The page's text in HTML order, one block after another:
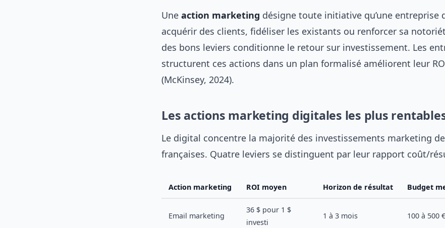
Une action marketing désigne toute initiative qu’une entreprise
acquérir des clients, fidéliser les existants ou renforcer sa
des bons leviers conditionne le retour sur investissement. Les
structurent ces actions dans un plan formalisé améliorent leur
(McKinsey, 2024).
Les actions marketing digitales les plus
Le digital concentre la majorité des investissements marketing
françaises. Quatre leviers se distinguent par leur rapport coût/
Action marketing ROI moyen Horizon de résultat Budget
Email marketing
36 $ pour 1 $
investi
1 à 3 mois 100 à 500 €